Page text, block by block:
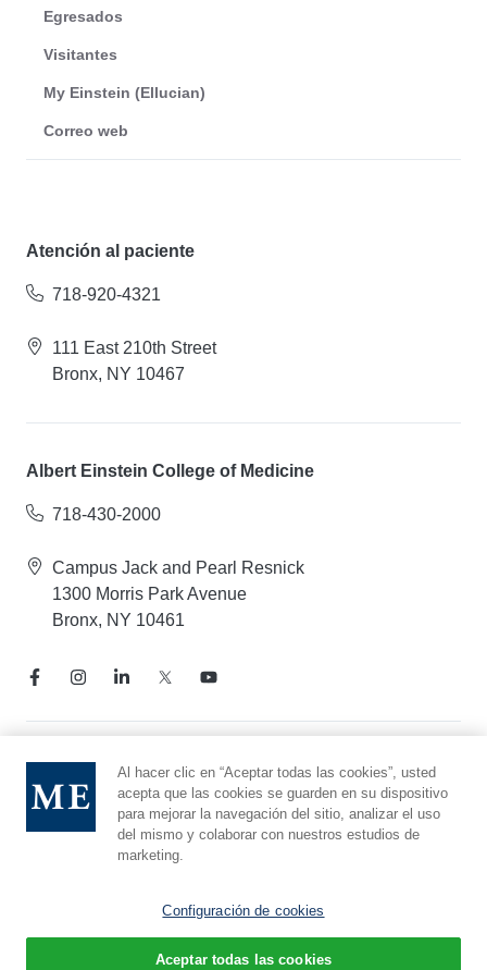
Egresados
Visitantes
My Einstein (Ellucian)
Correo web
Atención al paciente
718-920-4321
111 East 210th Street
Bronx, NY 10467
Albert Einstein College of Medicine
718-430-2000
Campus Jack and Pearl Resnick
1300 Morris Park Avenue
Bronx, NY 10461
Aviso de prácticas de privacidad
Línea directa de cumplimiento
Denunciar maltrato
Preferencias de cookies
© 2026 Montefiore Einstein
Al hacer clic en “Aceptar todas las cookies”, usted
acepta que las cookies se guarden en su dispositivo
para mejorar la navegación del sitio, analizar el uso
del mismo y colaborar con nuestros estudios de
marketing.
Configuración de cookies
Aceptar todas las cookies